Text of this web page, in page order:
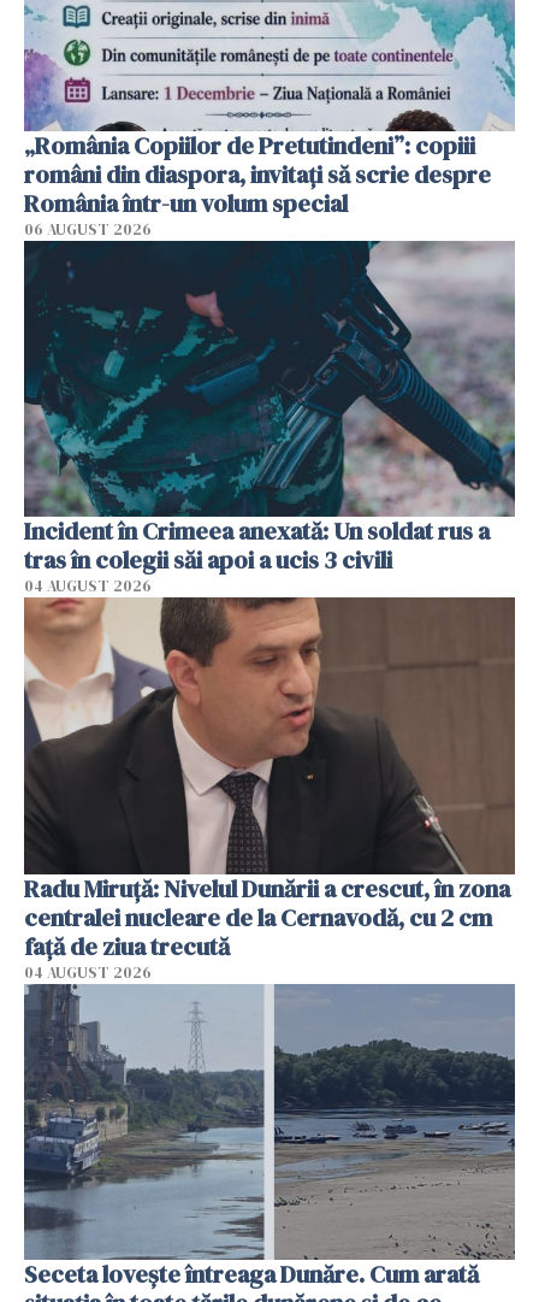
„România Copiilor de Pretutindeni”: copiii
români din diaspora, invitați să scrie despre
România într-un volum special
06 AUGUST 2026
Incident în Crimeea anexată: Un soldat rus a
tras în colegii săi apoi a ucis 3 civili
04 AUGUST 2026
Radu Miruţă: Nivelul Dunării a crescut, în zona
centralei nucleare de la Cernavodă, cu 2 cm
faţă de ziua trecută
04 AUGUST 2026
Seceta lovește întreaga Dunăre. Cum arată